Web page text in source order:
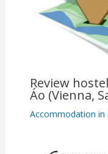
Review
Áo (Vienna,
Accommodation in